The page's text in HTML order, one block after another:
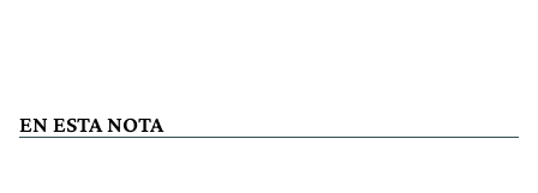
EN ESTA NOTA